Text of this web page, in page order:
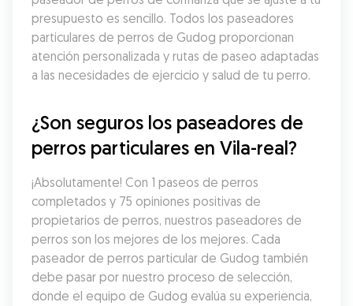
presupuesto es sencillo. Todos los paseadores
particulares de perros de Gudog proporcionan
atención personalizada y rutas de paseo adaptadas
a las necesidades de ejercicio y salud de tu perro.
¿Son seguros los paseadores de
perros particulares en Vila-real?
¡Absolutamente! Con 1 paseos de perros
completados y 75 opiniones positivas de
propietarios de perros, nuestros paseadores de
perros son los mejores de los mejores. Cada
paseador de perros particular de Gudog también
debe pasar por nuestro proceso de selección,
donde el equipo de Gudog evalúa su experiencia,